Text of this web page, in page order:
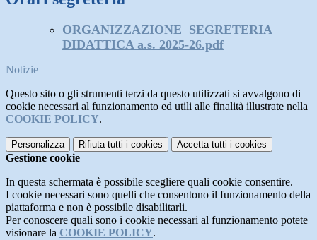
ORGANIZZAZIONE SEGRETERIA
DIDATTICA a.s. 2025-26.pdf
Notizie
Questo sito o gli strumenti terzi da questo utilizzati si avvalgono di
cookie necessari al funzionamento ed utili alle finalità illustrate nella
COOKIE POLICY.
Personalizza Rifiuta tutti i cookies Accetta tutti i cookies
Gestione cookie
In questa schermata è possibile scegliere quali cookie consentire.
I cookie necessari sono quelli che consentono il funzionamento della
piattaforma e non è possibile disabilitarli.
Per conoscere quali sono i cookie necessari al funzionamento potete
visionare la COOKIE POLICY.